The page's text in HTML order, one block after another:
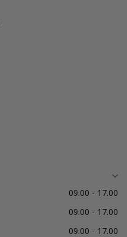
09.00 - 17.00
09.00 - 17.00
09.00 - 17.00